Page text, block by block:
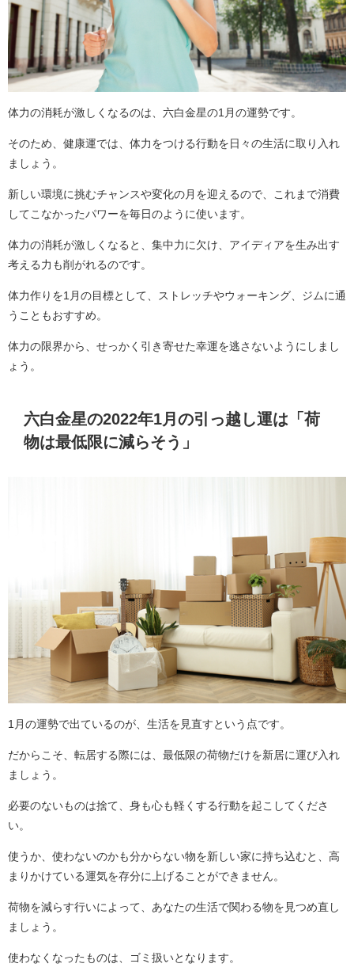
体力の消耗が激しくなるのは、六白金星の1月の運勢です。
そのため、健康運では、体力をつける行動を日々の生活に取り入れ
ましょう。
新しい環境に挑むチャンスや変化の月を迎えるので、これまで消費
してこなかったパワーを毎日のように使います。
体力の消耗が激しくなると、集中力に欠け、アイディアを生み出す
考える力も削がれるのです。
体力作りを1月の目標として、ストレッチやウォーキング、ジムに通
うこともおすすめ。
体力の限界から、せっかく引き寄せた幸運を逃さないようにしまし
ょう。
六白金星の2022年1月の引っ越し運は「荷
物は最低限に減らそう」
1月の運勢で出ているのが、生活を見直すという点です。
だからこそ、転居する際には、最低限の荷物だけを新居に運び入れ
ましょう。
必要のないものは捨て、身も心も軽くする行動を起こしてくださ
い。
使うか、使わないのかも分からない物を新しい家に持ち込むと、高
まりかけている運気を存分に上げることができません。
荷物を減らす行いによって、あなたの生活で関わる物を見つめ直し
ましょう。
使わなくなったものは、ゴミ扱いとなります。